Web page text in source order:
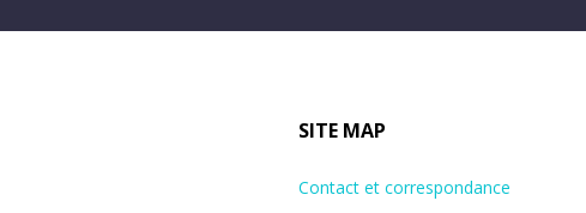
SITE MAP
Contact et correspondance